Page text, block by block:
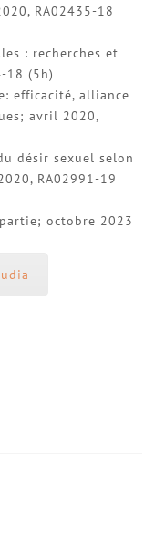
RA02435-18
: recherches et
18 (5h)
efficacité, alliance
avril 2020,
désir sexuel selon
RA02991-19
octobre 2023